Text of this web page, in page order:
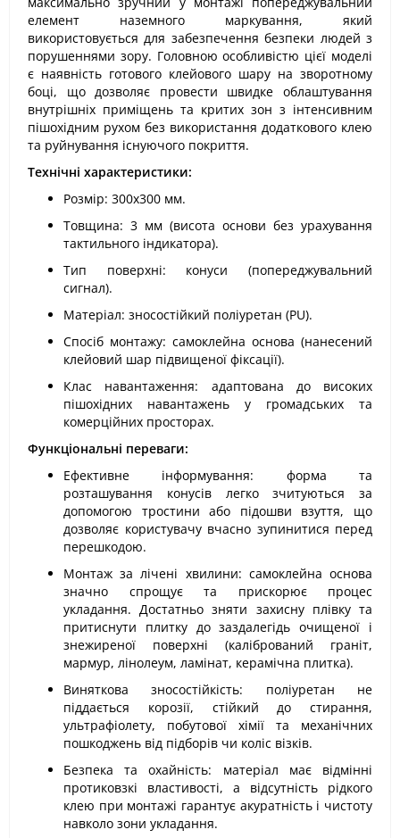
елемент наземного маркування, який
використовується для забезпечення безпеки людей з
порушеннями зору. Головною особливістю цієї моделі
є наявність готового клейового шару на зворотному
боці, що дозволяє провести швидке облаштування
внутрішніх приміщень та критих зон з інтенсивним
пішохідним рухом без використання додаткового клею
та руйнування існуючого покриття.
Технічні характеристики:
Розмір: 300х300 мм.
Товщина: 3 мм (висота основи без урахування
тактильного індикатора).
Тип поверхні: конуси (попереджувальний
сигнал).
Матеріал: зносостійкий поліуретан (PU).
Спосіб монтажу: самоклейна основа (нанесений
клейовий шар підвищеної фіксації).
Клас навантаження: адаптована до високих
пішохідних навантажень у громадських та
комерційних просторах.
Функціональні переваги:
Ефективне інформування: форма та
розташування конусів легко зчитуються за
допомогою тростини або підошви взуття, що
дозволяє користувачу вчасно зупинитися перед
перешкодою.
Монтаж за лічені хвилини: самоклейна основа
значно спрощує та прискорює процес
укладання. Достатньо зняти захисну плівку та
притиснути плитку до заздалегідь очищеної і
знежиреної поверхні (калібрований граніт,
мармур, лінолеум, ламінат, керамічна плитка).
Виняткова зносостійкість: поліуретан не
піддається корозії, стійкий до стирання,
ультрафіолету, побутової хімії та механічних
пошкоджень від підборів чи коліс візків.
Безпека та охайність: матеріал має відмінні
протиковзкі властивості, а відсутність рідкого
клею при монтажі гарантує акуратність і чистоту
навколо зони укладання.